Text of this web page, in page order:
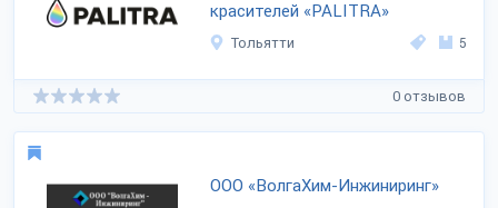
красителей «PALITRA»
Тольятти 5
0 отзывов
ООО «ВолгаХим-Инжиниринг»